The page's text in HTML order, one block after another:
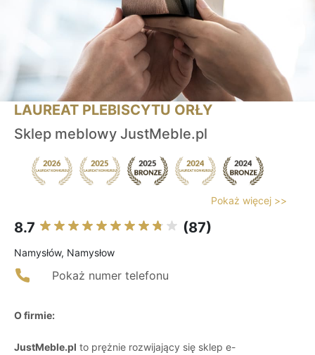
LAUREAT PLEBISCYTU ORŁY
Sklep meblowy JustMeble.pl
Pokaż więcej >>
8.7 (87)
Namysłów, Namysłow
Pokaż numer telefonu
O firmie:
JustMeble.pl to prężnie rozwijający się sklep e-